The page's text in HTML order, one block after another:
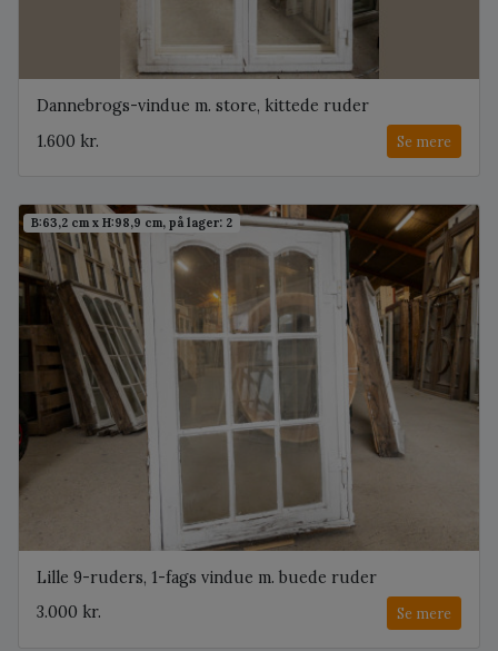
Dannebrogs-vindue m. store, kittede ruder
1.600 kr.
Se mere
B:63,2 cm x H:98,9 cm, på lager: 2
Lille 9-ruders, 1-fags vindue m. buede ruder
3.000 kr.
Se mere